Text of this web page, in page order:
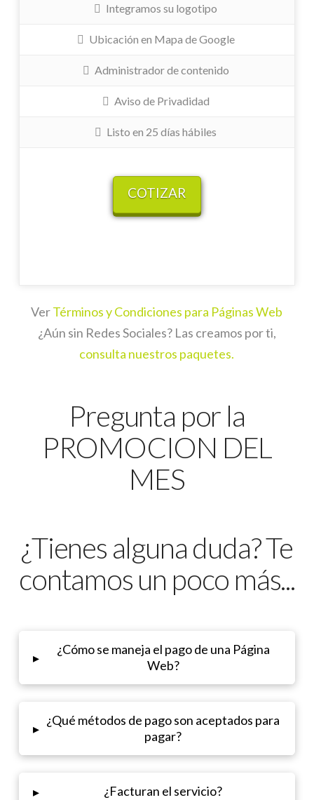
Integramos su logotipo
Ubicación en Mapa de Google
Administrador de contenido
Aviso de Privadidad
Listo en 25 días hábiles
COTIZAR
VerTérminos y Condiciones para Páginas Web
¿Aún sin Redes Sociales? Las creamos por ti,
consulta nuestros paquetes.
Pregunta por la
PROMOCION DEL
MES
¿Tienes alguna duda? Te
contamos un poco más...
▸
¿Cómo se maneja el pago de una Página
Web?
▸
¿Qué métodos de pago son aceptados para
pagar?
▸ ¿Facturan el servicio?